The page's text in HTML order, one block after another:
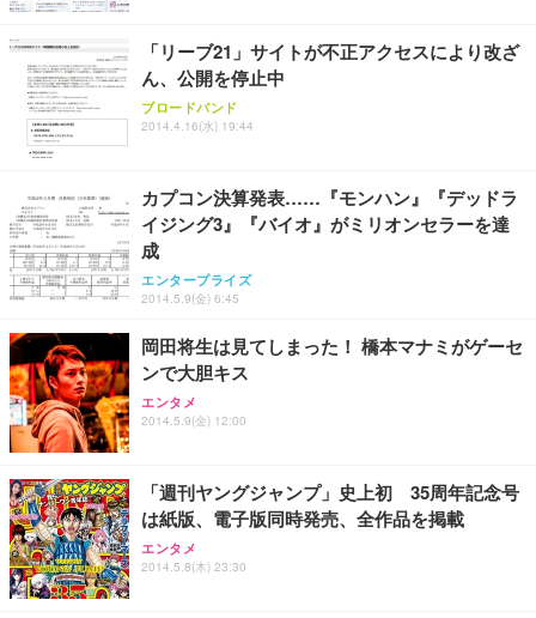
務用 おしゃれ パソコンチェア (ホワイト)
ANDWINT オフィスチェア デスクチェア 肘なし メ
ッシュ 通気性 ランバーサポート付き 腰サポート ガ
ス圧無段階昇降 360度回転 キャスター付き コンパク
【MiniLED/24.5inch/280Hz/FHD】GRAPHT THE S
HOOTER Gaming Monitor 24” Essential ゲーミン
グモニター QD 24.5インチ 1ms FHD 量子ドット 残
アイリスオーヤマ ペットシーツ 超厚型 お徳用 レギ
ュラー 200枚入【Amazon.co.jp限定】
「リーブ21」サイトが不正アクセスにより改ざ
ん、公開を停止中
ブロードバンド
2014.4.16(水) 19:44
カプコン決算発表……『モンハン』『デッドラ
イジング3』『バイオ』がミリオンセラーを達
成
エンタープライズ
2014.5.9(金) 6:45
岡田将生は見てしまった！ 橋本マナミがゲーセ
ンで大胆キス
エンタメ
2014.5.9(金) 12:00
「週刊ヤングジャンプ」史上初 35周年記念号
は紙版、電子版同時発売、全作品を掲載
エンタメ
2014.5.8(木) 23:30